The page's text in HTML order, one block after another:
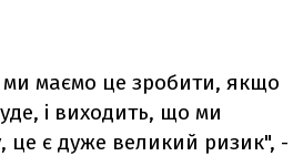
ми маємо це зробити, якщо
і виходить, що ми
це є дуже великий ризик", -